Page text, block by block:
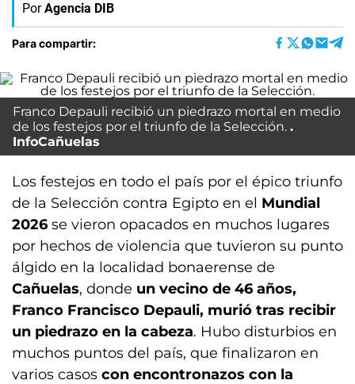
Por Agencia DIB
Para compartir:
Franco Depauli recibió un piedrazo mortal en medio
de los festejos por el triunfo de la Selección.
InfoCañuelas
Los festejos en todo el país por el épico triunfo
de la Selección contra Egipto en el Mundial
2026 se vieron opacados en muchos lugares
por hechos de violencia que tuvieron su punto
álgido en la localidad bonaerense de
Cañuelas, donde un vecino de 46 años,
Franco Francisco Depauli, murió tras recibir
un piedrazo en la cabeza. Hubo disturbios en
muchos puntos del país, que finalizaron en
varios casos con encontronazos con la